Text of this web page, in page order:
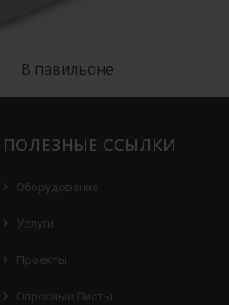
В павильоне
ПОЛЕЗНЫЕ ССЫЛКИ
Оборудование
Услуги
Проекты
Опросные Листы